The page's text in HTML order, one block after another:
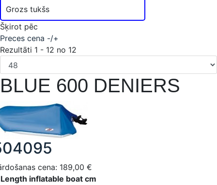
Grozs tukšs
Šķirot pēc
Preces cena -/+
Rezultāti 1 - 12 no 12
BLUE 600 DENIERS
cena: 189,00 €
inflatable boat cm